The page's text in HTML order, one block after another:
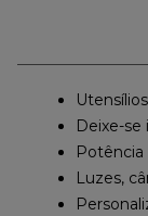
Deixe-se
Luzes,